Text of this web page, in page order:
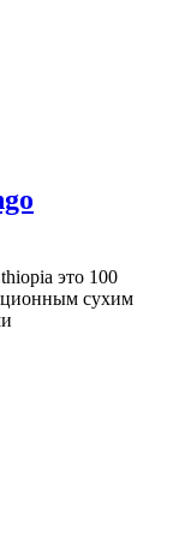
это 100
сухим